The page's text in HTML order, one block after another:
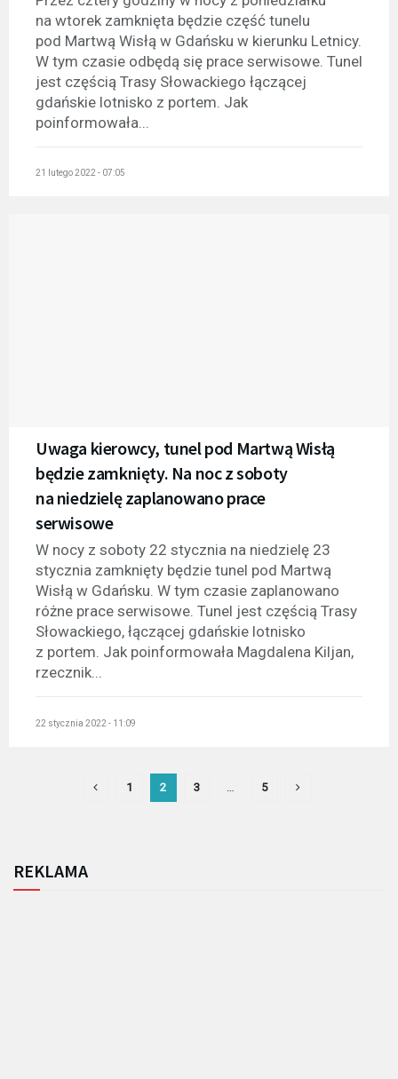
na wtorek zamknięta będzie część tunelu
pod Martwą Wisłą w Gdańsku w kierunku Letnicy.
W tym czasie odbędą się prace serwisowe. Tunel
jest częścią Trasy Słowackiego łączącej
gdańskie lotnisko z portem. Jak
poinformowała...
21 lutego 2022 - 07:05
Uwaga kierowcy, tunel pod Martwą Wisłą
będzie zamknięty. Na noc z soboty
na niedzielę zaplanowano prace
serwisowe
W nocy z soboty 22 stycznia na niedzielę 23
stycznia zamknięty będzie tunel pod Martwą
Wisłą w Gdańsku. W tym czasie zaplanowano
różne prace serwisowe. Tunel jest częścią Trasy
Słowackiego, łączącej gdańskie lotnisko
z portem. Jak poinformowała Magdalena Kiljan,
rzecznik...
22 stycznia 2022 - 11:09
1 2 3 5
REKLAMA